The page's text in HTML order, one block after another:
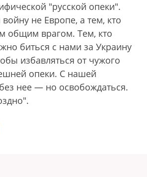
"русской опеки".
не Европе, а тем, кто
общим врагом. Тем, кто
биться с нами за Украину
избавляться от чужого
опеки. С нашей
нее — но освобождаться.